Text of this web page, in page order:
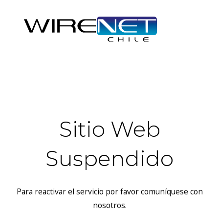
With, Content-Type, Accept");
Sitio Web
Suspendido
Para reactivar el servicio por favor comuníquese con
nosotros.